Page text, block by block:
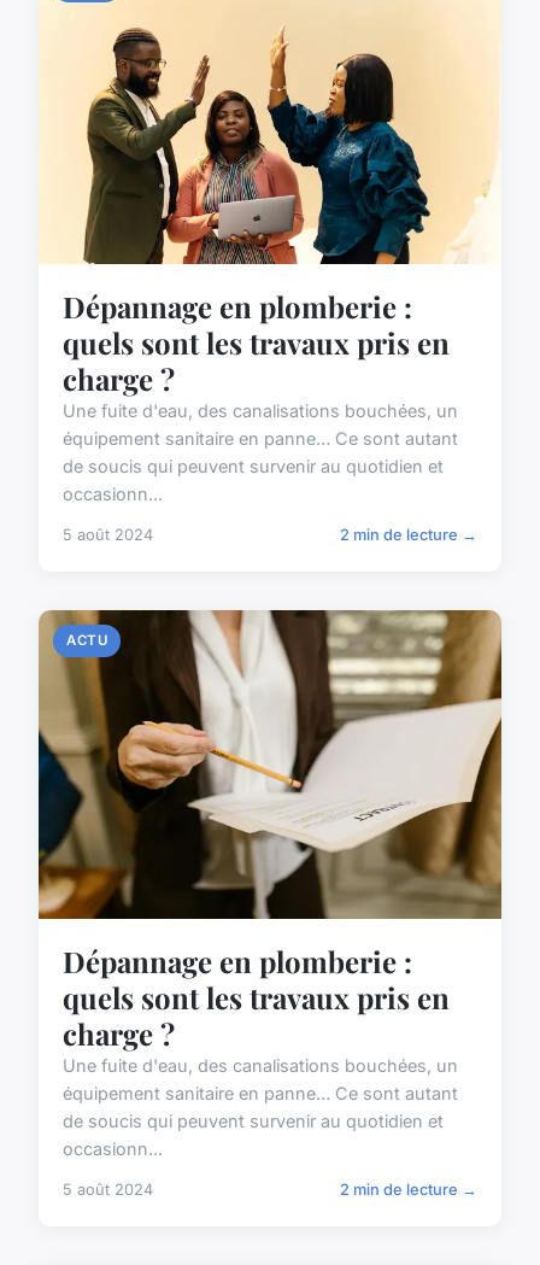
Dépannage en plomberie :
quels sont les travaux pris en
charge ?
Une fuite d'eau, des canalisations bouchées, un
équipement sanitaire en panne… Ce sont autant
de soucis qui peuvent survenir au quotidien et
occasionn...
5 août 2024 2 min de lecture →
ACTU
Dépannage en plomberie :
quels sont les travaux pris en
charge ?
Une fuite d'eau, des canalisations bouchées, un
équipement sanitaire en panne… Ce sont autant
de soucis qui peuvent survenir au quotidien et
occasionn...
5 août 2024 2 min de lecture →